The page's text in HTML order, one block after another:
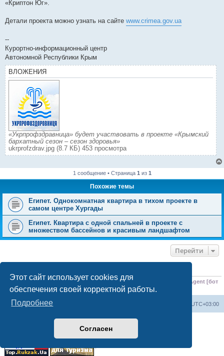
Этот сайт использует cookies для
обеспечения своей корректной работы.
Подробнее
Согласен
«Криптон Юг».
Детали проекта можно узнать на сайте www.crimea.gov.ua
--
Курортно-информационный центр
Автономной Республики Крым
ВЛОЖЕНИЯ
«Укрпрофздравница» будет участвовать в проекте «Крымский
бархатный сезон – сезон здоровья»
ukrprofzdrav.jpg (8.7 КБ) 453 просмотра
1 сообщение • Страница 1 из 1
Похожие темы
Египет. Однокомнатная квартира в тихом проекте в
самом центре Хургады
Египет. Квартира с одной спальней в проекте с
множеством бассейнов и красивым ландшафтом
Перейти
Сейчас этот форум просматривают:ClaudeBot [ИИ бот]
Meta-ExternalAgent [бот
ИИ]и 0 гостей
Форум «Весь Крым» UTC+03:00
Создано на основе phpBB® Forum Software © phpBB Limited
Конфиденциальность